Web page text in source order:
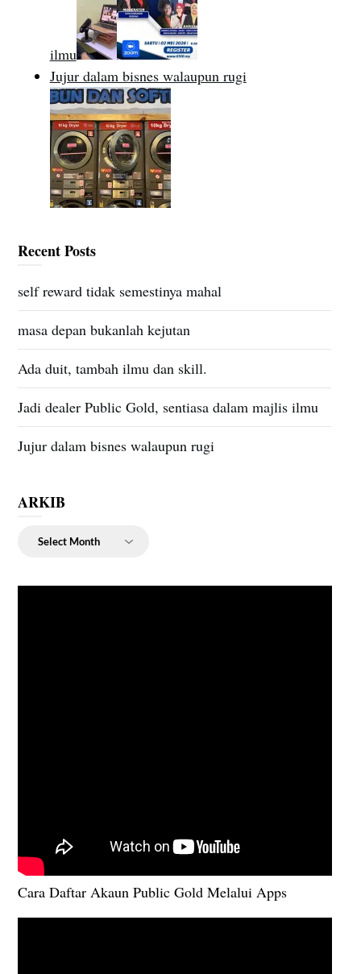
ilmu
Jujur dalam bisnes walaupun rugi
Recent Posts
self reward tidak semestinya mahal
masa depan bukanlah kejutan
Ada duit, tambah ilmu dan skill.
Jadi dealer Public Gold, sentiasa dalam majlis ilmu
Jujur dalam bisnes walaupun rugi
ARKIB
ARKIB
Cara Daftar Akaun Public Gold Melalui Apps